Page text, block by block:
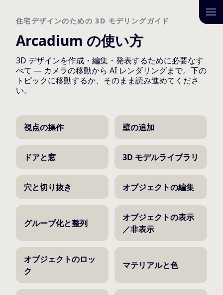
住宅デザインのための 3D モデリングガイド
Arcadium の使い方
3D デザインを作成・編集・発表するために必要なす
べて — カメラの移動から AI レンダリングまで。下の
トピックに移動するか、そのまま読み進めてくださ
い。
視点の操作 壁の追加
ドアと窓 3D モデルライブラリ
穴と切り抜き オブジェクトの編集
グループ化と整列
オブジェクトの表示
／非表示
オブジェクトのロッ
ク
マテリアルと色